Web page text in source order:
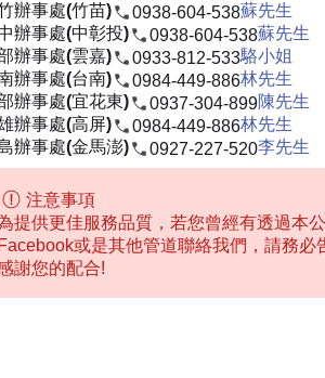
辦事處(竹苗)
0938-604-538蘇先生
辦事處(中彰投)
0938-604-538蘇先生
辦事處(雲嘉)
0933-812-533駱小姐
辦事處(台南)
0984-449-886林先生
辦事處(宜花東)
0937-304-899陳先生
辦事處(高屏)
0984-449-886林先生
辦事處(金馬澎)
0927-227-520李先生
注意事項
提供更佳服務品質，若您曾經有透過本
Facebook或是其他管道聯絡我們，請務必
謝您的配合!